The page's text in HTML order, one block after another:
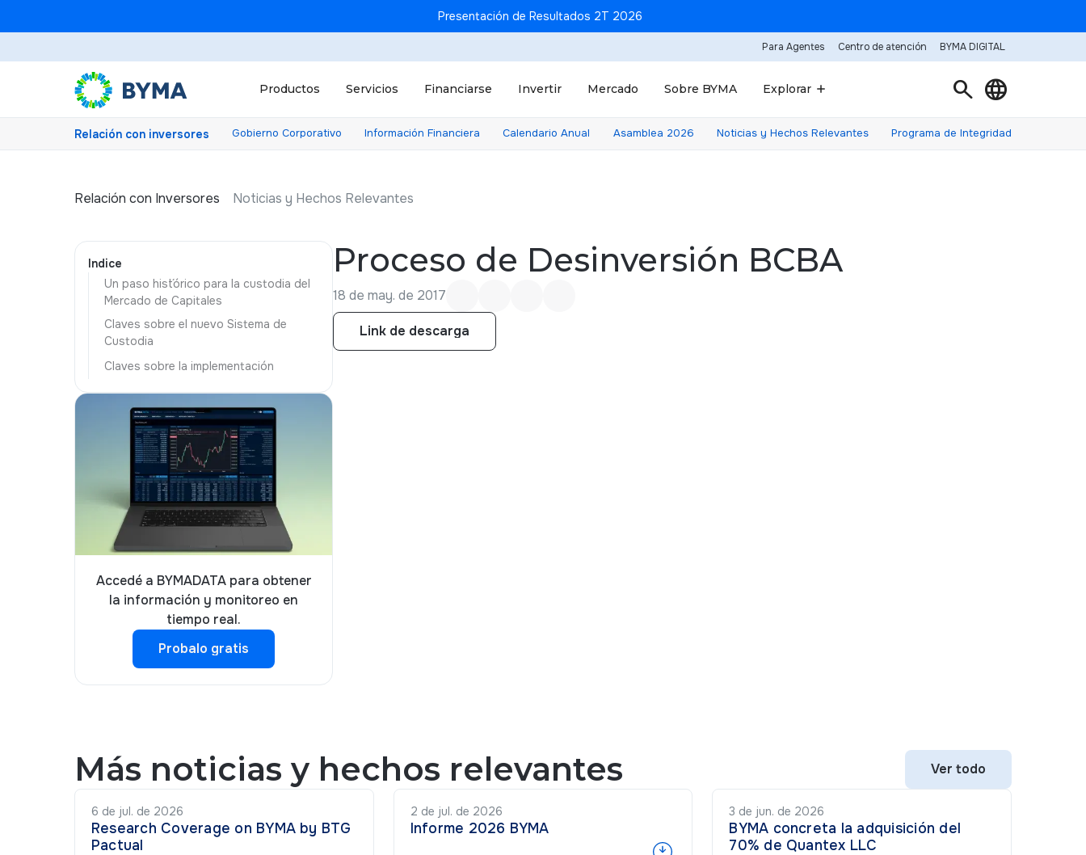
Presentación de Resultados 2T 2026
Para Agentes Centro de atención BYMA DIGITAL
Productos Servicios Financiarse Invertir Mercado Sobre BYMA Explorar search language
Relación con inversores Gobierno Corporativo Información Financiera Calendario Anual Asamblea 2026 Noticias y Hechos Relevantes Programa de Integridad
Relación con Inversores Noticias y Hechos Relevantes
Indice
Un paso hist´órico para la custodia del
Mercado de Capitales
Claves sobre el nuevo Sistema de
Custodia
Claves sobre la implementación
Accedé a BYMADATA para obtener
la información y monitoreo en
tiempo real.
Probalo gratis
Proceso de Desinversión BCBA
18 de may. de 2017
Link de descarga
Más noticias y hechos relevantes Ver todo
6 de jul. de 2026
Research Coverage on BYMA by BTG
Pactual
2 de jul. de 2026
Informe 2026 BYMA
3 de jun. de 2026
BYMA concreta la adquisición del
70% de Quantex LLC